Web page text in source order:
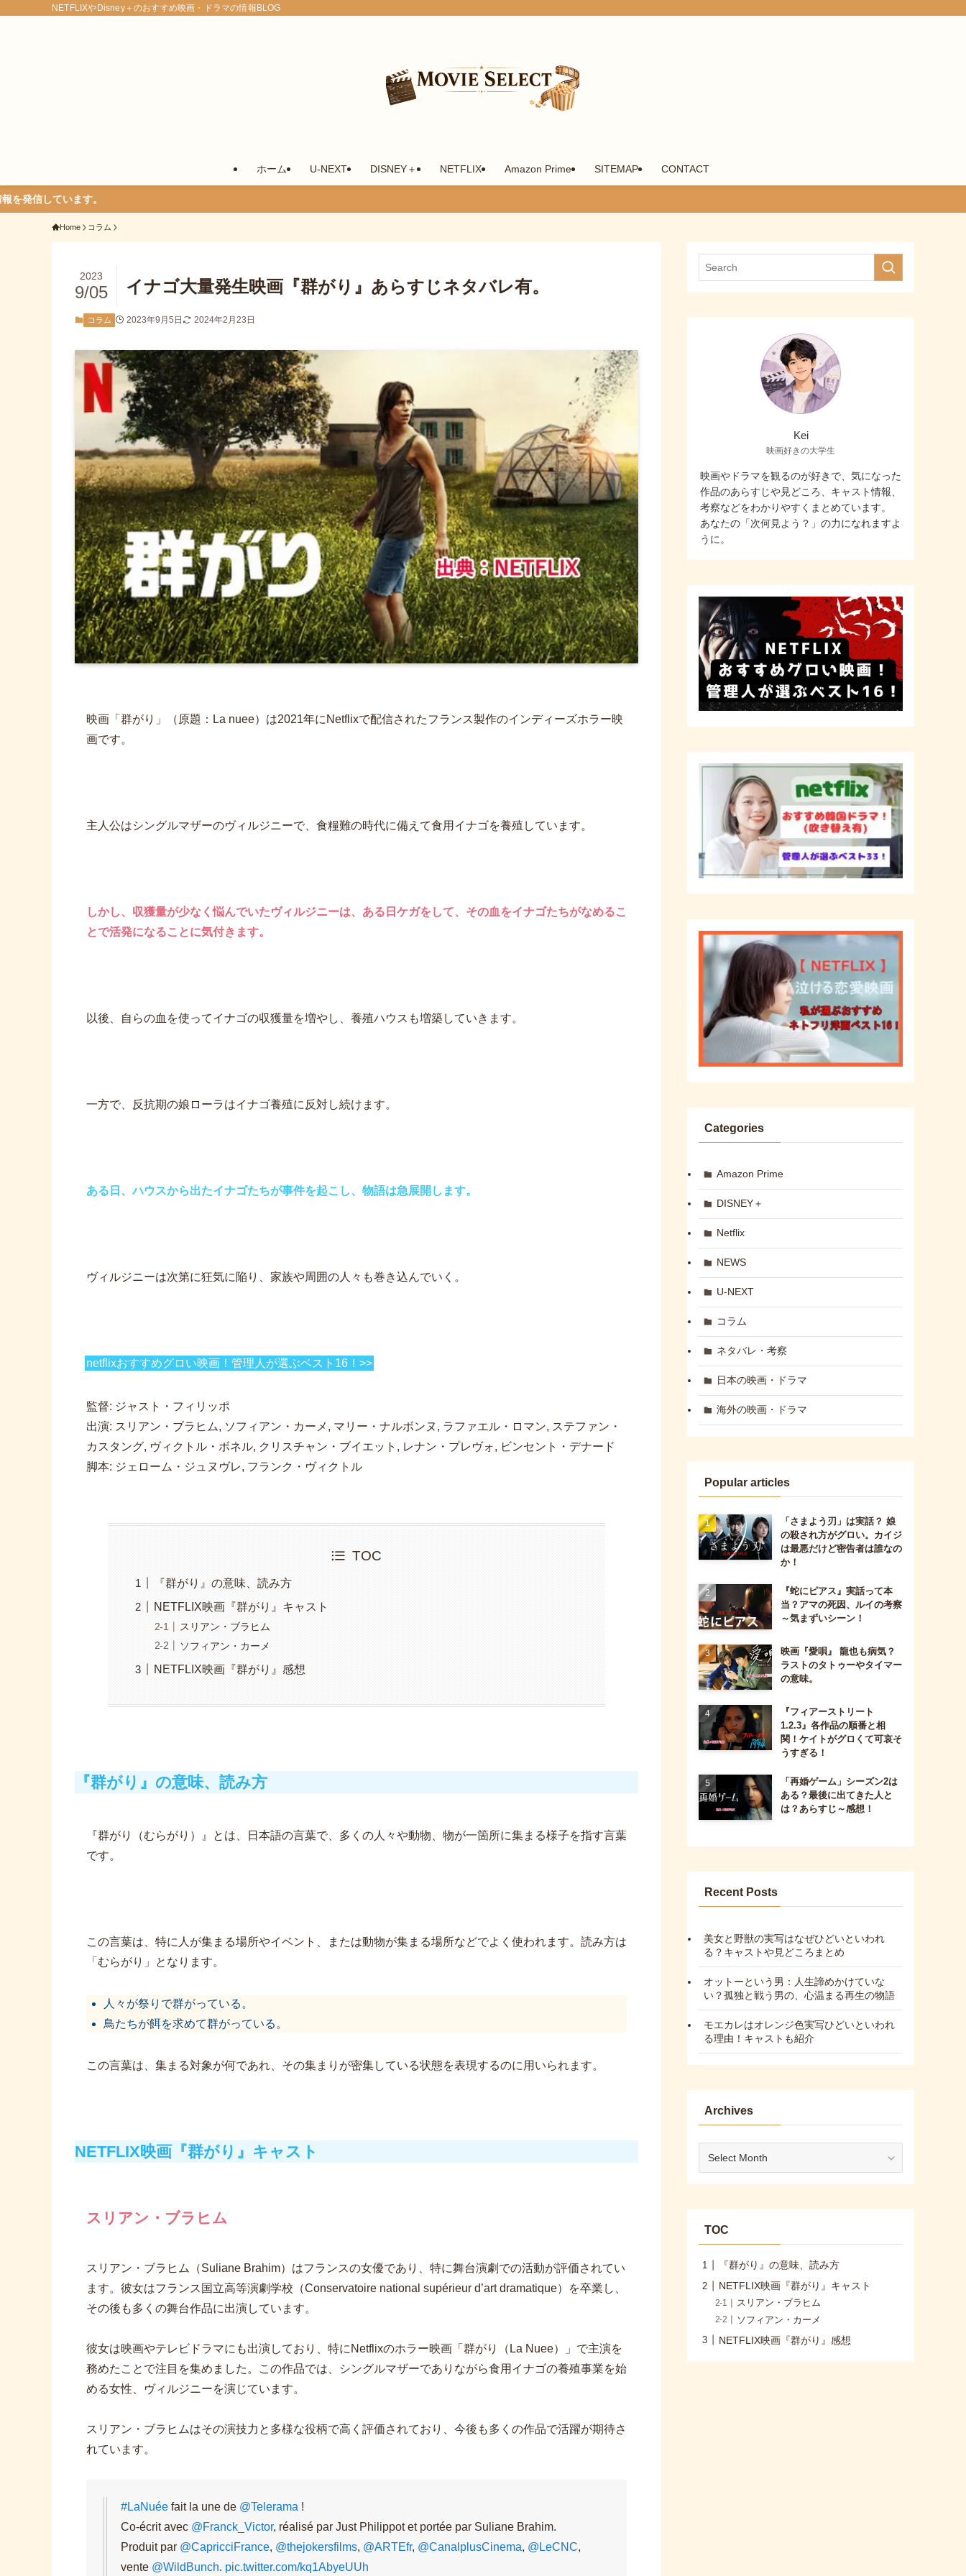
NETFLIXやDisney＋のおすすめ映画・ドラマの情報BLOG
ホーム U-NEXT DISNEY＋ NETFLIX Amazon Prime SITEMAP CONTACT
Home コラム
イナゴ大量発生映画『群がり』あらすじネタバレ有。
2023
9/05
コラム 2023年9月5日 2024年2月23日
映画「群がり」（原題：La nuee）は2021年にNetflixで配信されたフランス製作のインディーズホラー映
画です。
主人公はシングルマザーのヴィルジニーで、食糧難の時代に備えて食用イナゴを養殖しています。
しかし、収獲量が少なく悩んでいたヴィルジニーは、ある日ケガをして、その血をイナゴたちがなめるこ
とで活発になることに気付きます。
以後、自らの血を使ってイナゴの収獲量を増やし、養殖ハウスも増築していきます。
一方で、反抗期の娘ローラはイナゴ養殖に反対し続けます。
ある日、ハウスから出たイナゴたちが事件を起こし、物語は急展開します。
ヴィルジニーは次第に狂気に陥り、家族や周囲の人々も巻き込んでいく。
netflixおすすめグロい映画！管理人が選ぶベスト16！>>
監督: ジャスト・フィリッポ
出演: スリアン・ブラヒム, ソフィアン・カーメ, マリー・ナルボンヌ, ラファエル・ロマン, ステファン・
カスタング, ヴィクトル・ボネル, クリスチャン・ブイエット, レナン・プレヴォ, ビンセント・デナード
脚本: ジェローム・ジュヌヴレ, フランク・ヴィクトル
TOC
『群がり』の意味、読み方
NETFLIX映画『群がり』キャスト
スリアン・ブラヒム
ソフィアン・カーメ
NETFLIX映画『群がり』感想
『群がり』の意味、読み方
『群がり（むらがり）』とは、日本語の言葉で、多くの人々や動物、物が一箇所に集まる様子を指す言葉
です。
この言葉は、特に人が集まる場所やイベント、または動物が集まる場所などでよく使われます。読み方は
「むらがり」となります。
人々が祭りで群がっている。
鳥たちが餌を求めて群がっている。
この言葉は、集まる対象が何であれ、その集まりが密集している状態を表現するのに用いられます。
NETFLIX映画『群がり』キャスト
スリアン・ブラヒム
スリアン・ブラヒム（Suliane Brahim）はフランスの女優であり、特に舞台演劇での活動が評価されてい
ます。彼女はフランス国立高等演劇学校（Conservatoire national supérieur d’art dramatique）を卒業し、
その後も多くの舞台作品に出演しています。
彼女は映画やテレビドラマにも出演しており、特にNetflixのホラー映画「群がり（La Nuee）」で主演を
務めたことで注目を集めました。この作品では、シングルマザーでありながら食用イナゴの養殖事業を始
める女性、ヴィルジニーを演じています。
スリアン・ブラヒムはその演技力と多様な役柄で高く評価されており、今後も多くの作品で活躍が期待さ
れています。
#LaNuée fait la une de @Telerama !
Co-écrit avec @Franck_Victor, réalisé par Just Philippot et portée par Suliane Brahim.
Produit par @CapricciFrance, @thejokersfilms, @ARTEfr, @CanalplusCinema, @LeCNC,
vente @WildBunch. pic.twitter.com/kq1AbyeUUh
Kei
映画好きの大学生
映画やドラマを観るのが好きで、気になった
作品のあらすじや見どころ、キャスト情報、
考察などをわかりやすくまとめています。
あなたの「次何見よう？」の力になれますよ
うに。
Categories
Amazon Prime
DISNEY＋
Netflix
NEWS
U-NEXT
コラム
ネタバレ・考察
日本の映画・ドラマ
海外の映画・ドラマ
Popular articles
「さまよう刃」は実話？ 娘
の殺され方がグロい。カイジ
は最悪だけど密告者は誰なの
か！
『蛇にピアス』実話って本
当？アマの死因、ルイの考察
～気まずいシーン！
映画『愛唄』 龍也も病気？
ラストのタトゥーやタイマー
の意味。
『フィアーストリート
1.2.3』各作品の順番と相
関！ケイトがグロくて可哀そ
うすぎる！
「再婚ゲーム」シーズン2は
ある？最後に出てきた人と
は？あらすじ～感想！
Recent Posts
美女と野獣の実写はなぜひどいといわれ
る？キャストや見どころまとめ
オットーという男：人生諦めかけていな
い？孤独と戦う男の、心温まる再生の物語
モエカレはオレンジ色実写ひどいといわれ
る理由！キャストも紹介
Archives
TOC
『群がり』の意味、読み方
NETFLIX映画『群がり』キャスト
スリアン・ブラヒム
ソフィアン・カーメ
NETFLIX映画『群がり』感想